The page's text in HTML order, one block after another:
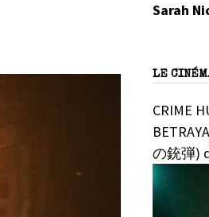
Sarah
LE
CRIME
の銃弾)